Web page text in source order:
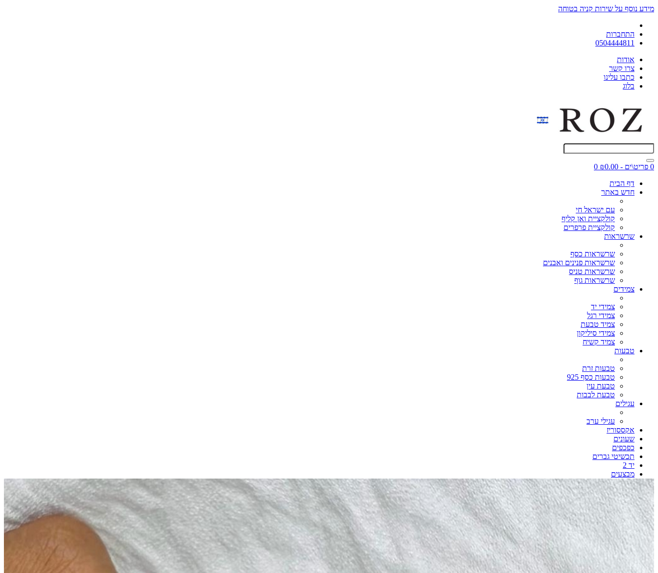
מידע נוסף על שירות קניה בטוחה
התחברות
0504444811
אודות
צרו קשר
כתבו עלינו
בלוג
0 פריט\ים - ₪0.00
0
דף הבית
חדש באתר
עם ישראל חי
קולקציית ואן קליף
קולקציית פרפרים
שרשראות
שרשראות כסף
שרשראות פנינים ואבנים
שרשראות טניס
שרשראות גוף
צמידים
צמידי יד
צמידי רגל
צמיד טבעת
צמידי סיליקון
צמיד קשיח
טבעות
טבעות זרת
טבעות כסף 925
טבעת עין
טבעת לבבות
עגילים
עגילי ערב
אקססוריז
שעונים
כפכפים
תכשיטי גברים
יד 2
מבצעים